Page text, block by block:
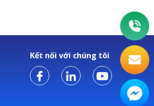
Kết nối với chúng tôi